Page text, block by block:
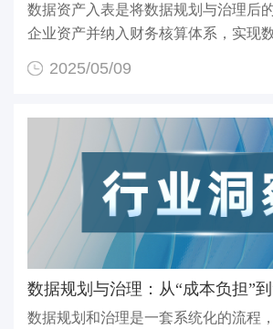
数据资产入表是将数据规划与治理后
企业资产并纳入财务核算体系，实现
2025/05/09
数据规划和治理是一套系统化的流程